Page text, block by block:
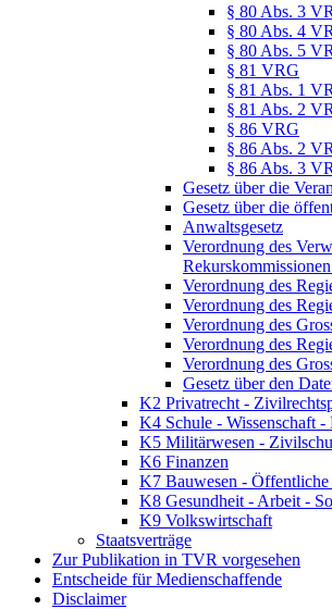
§ 80 Abs. 3
§ 80 Abs. 4
§ 80 Abs. 5
§ 81 VRG
§ 81 Abs. 1
§ 81 Abs. 2
§ 86 VRG
§ 86 Abs. 2
§ 86 Abs. 3
Gesetz über die
Gesetz über die
Anwaltsgesetz
Verordnung des
Verordnung des
Verordnung des
Verordnung des
Verordnung des
Verordnung des
Gesetz über den
K2 Privatrecht -
K4 Schule - Wissenschaft
K5 Militärwesen -
K6 Finanzen
K7 Bauwesen -
K8 Gesundheit - Arbeit -
K9 Volkswirtschaft
Staatsverträge
Zur Publikation in TVR vorgesehen
Entscheide für Medienschaffende
Disclaimer